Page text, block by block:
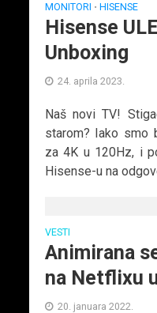
MONITORI • HISENSE
Hisense
Unboxing
24. aprila 2023.
Naš novi TV!
starom? Iako smo
za 4K u 120Hz, i
Hisense-u na
VESTI
Animirana
na Netflixu
20. januara 2022.